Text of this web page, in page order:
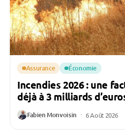
Assurance Économie
Incendies 2026 : une
déjà à 3 milliards
Fabien Monvoisin 6 Août 2026